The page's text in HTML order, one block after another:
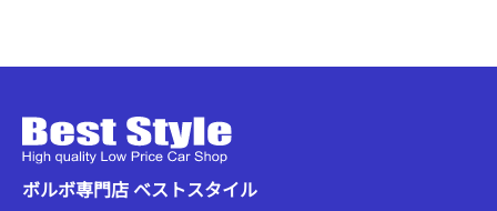
ボルボ専門店 ベストスタイル